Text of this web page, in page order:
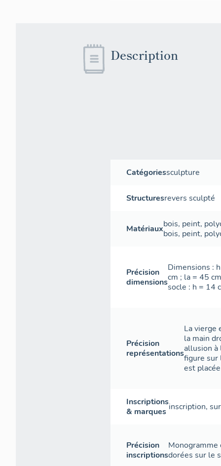
Description
Catégoriessculpture
Structuresrevers sculpté
Matériauxbois, peint,
bois, peint,
Précision
dimensions
Dimensions :
cm ; la = 45
socle : h = 14
Précision
représentations
La vierge
la main
allusion à
figure sur
est
Inscriptions
& marques inscription,
Précision
inscriptionsdorées sur le